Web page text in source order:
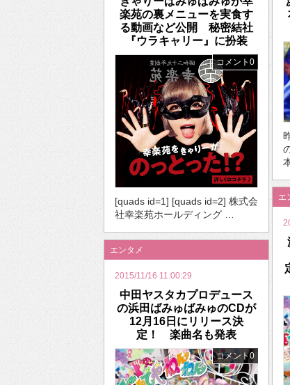
楽苑の裏メニューを実食す
る動画など公開 秘密結社
『ウラキャリー』に扮装
コメント0
[quads id=1] [quads id=2] 株式会
社幸楽苑ホールディング …
エ
エンタメ
2015/11/16 11:00:29
中田ヤスタカプロデュース
の浜田ばみゅばみゅのCDが
12月16日にリリース決
定！ 楽曲名も発表
コメント0